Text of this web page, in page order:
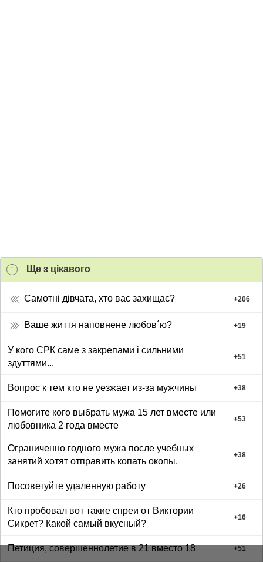
Ще з цiкавого
Самотні дівчата, хто вас захищає? +206
Ваше життя наповнене любов´ю? +19
У кого СРК саме з закрепами і сильними
здуттями...
+51
Вопрос к тем кто не уезжает из-за мужчины +38
Помогите кого выбрать мужа 15 лет вместе или
любовника 2 года вместе
+53
Ограниченно годного мужа после учебных
занятий хотят отправить копать окопы.
+38
Посоветуйте удаленную работу +26
Кто пробовал вот такие спреи от Виктории
Сикрет? Какой самый вкусный?
+16
Петиция, совершеннолетие в 21 вместо 18 +51